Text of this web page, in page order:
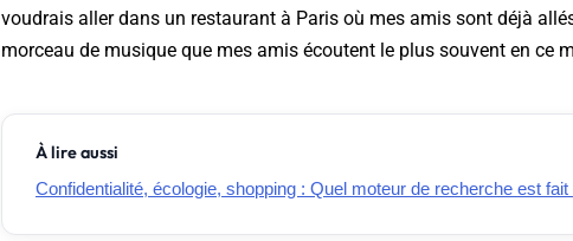
voudrais aller dans un restaurant à Paris où mes amis sont déjà
morceau de musique que mes amis écoutent le plus souvent en ce
À lire aussi
Confidentialité, écologie, shopping : Quel moteur de recherche est